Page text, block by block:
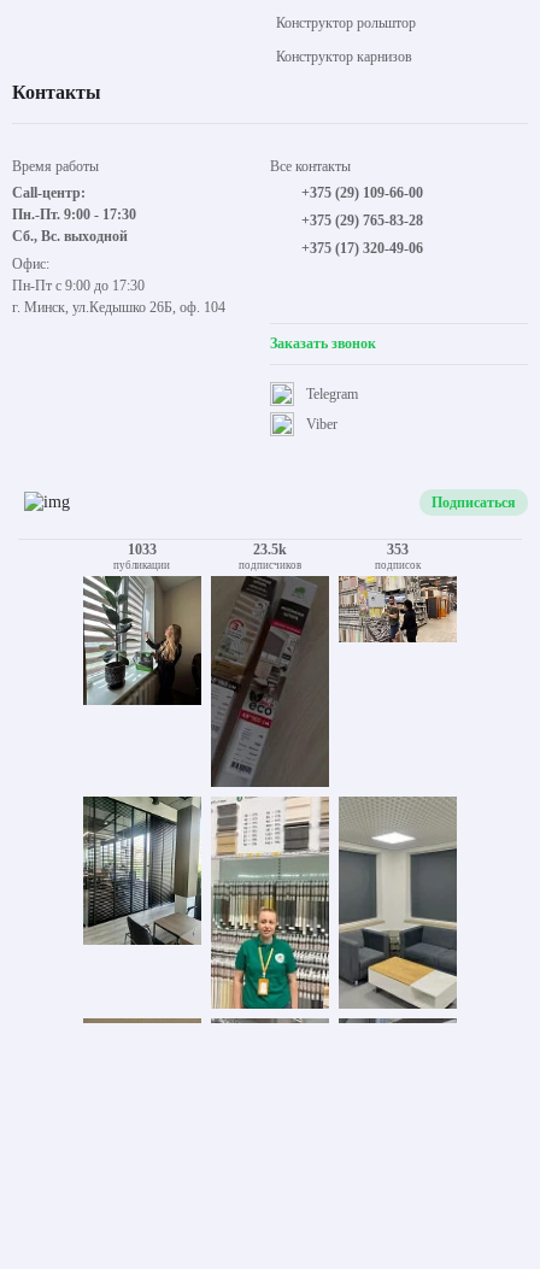
Конструктор рольштор
Конструктор карнизов
Контакты
Время работы
Call-центр:
Пн.-Пт. 9:00 - 17:30
Сб., Вс. выходной
Офис:
Пн-Пт с 9:00 до 17:30
г. Минск, ул.Кедышко 26Б, оф. 104
Все контакты
+375 (29) 109-66-00
+375 (29) 765-83-28
+375 (17) 320-49-06
Заказать звонок
Viber
Telegram
Подписаться
1033
публикации
23.5k
подписчиков
353
подписок